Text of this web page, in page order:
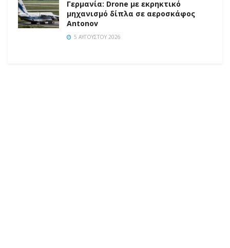
Γερμανία: Drone με εκρηκτικό
μηχανισμό δίπλα σε αεροσκάφος
Antonov
5 ΑΥΓΟΎΣΤΟΥ 2026